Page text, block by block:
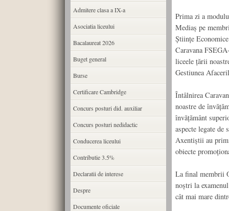
Prima zi a
Mediaș pe
Științe
Caravana
liceele țării
Gestiunea
Întâlnirea
noastre de
învățământ
aspecte legate
Axentiștii au
obiecte
La final membrii
noștri la
cât mai mare
Admitere clasa a IX-a
Asociatia liceului
Bacalaureat 2026
Buget general
Burse
Certificare Cambridge
Concurs posturi did. auxiliar
Concurs posturi nedidactic
Conducerea liceului
Contributie 3.5%
Declaratii de interese
Despre
Documente oficiale